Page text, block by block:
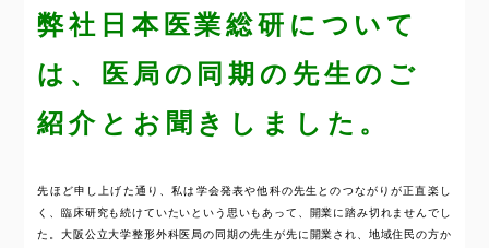
弊社日本医業総研について
は、医局の同期の先生のご
紹介とお聞きしました。
先ほど申し上げた通り、私は学会発表や他科の先生とのつながりが正直楽し
く、臨床研究も続けていたいという思いもあって、開業に踏み切れませんでし
た。大阪公立大学整形外科医局の同期の先生が先に開業され、地域住民の方か